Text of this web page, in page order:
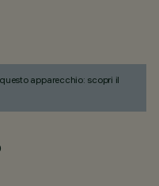
apparecchio: scopri il